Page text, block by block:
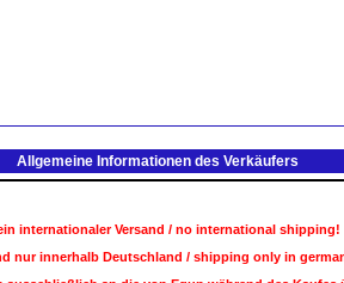
Allgemeine Informationen des Verkäufers